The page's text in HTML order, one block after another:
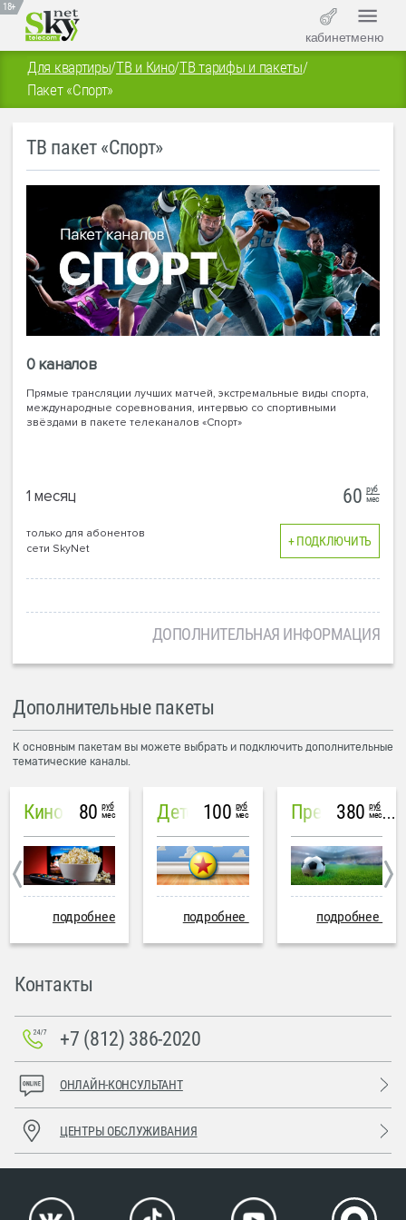
18+
кабинетменю
Для квартиры/ТВ и Кино/ТВ тарифы и пакеты/
Пакет «Спорт»
ТВ пакет «Спорт»
0 каналов
Прямые трансляции лучших матчей, экстремальные виды спорта,
международные соревнования, интервью со спортивными
звёздами в пакете телеканалов «Спорт»
1 месяц 60 руб
мес
только для абонентов
сети SkyNet
+ ПОДКЛЮЧИТЬ
ДОПОЛНИТЕЛЬНАЯ ИНФОРМАЦИЯ
Дополнительные пакеты
К основным пакетам вы можете выбрать и подключить дополнительные
тематические каналы.
Кино 80 руб
мес
подробнее
Детский
100 руб
мес
подробнее
Премиум Футбол
380 руб
мес
подробнее
Контакты
+7 (812) 386-2020
ОНЛАЙН-КОНСУЛЬТАНТ
ЦЕНТРЫ ОБСЛУЖИВАНИЯ